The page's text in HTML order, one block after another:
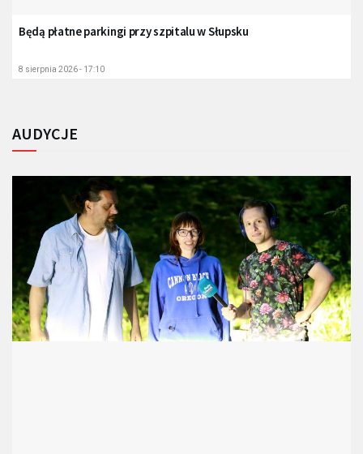
Będą płatne parkingi przy szpitalu w Słupsku
8 sierpnia 2026 - 17:10
AUDYCJE